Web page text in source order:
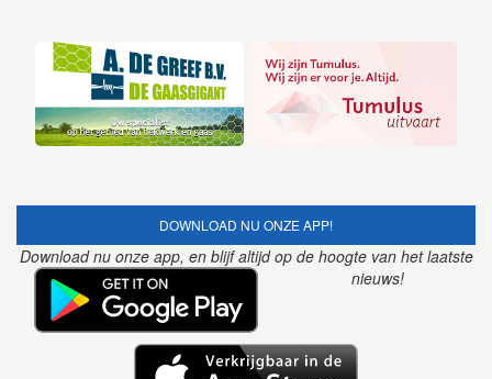
DOWNLOAD NU ONZE APP!
Download nu onze app, en blijf altijd op de hoogte van het laatste
nieuws!